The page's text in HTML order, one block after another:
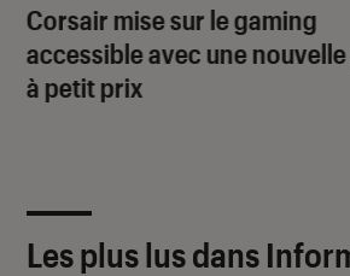
Corsair mise sur le gaming
accessible avec une
à petit prix
Les plus lus dans